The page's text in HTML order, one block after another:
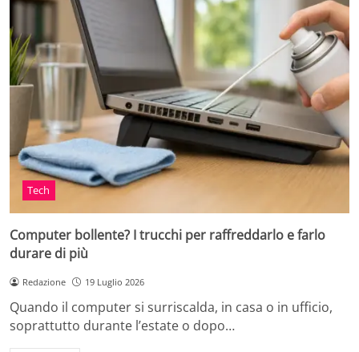
Tech
Computer bollente? I trucchi per raffreddarlo e farlo
durare di più
Redazione 19 Luglio 2026
Quando il computer si surriscalda, in casa o in ufficio,
soprattutto durante l’estate o dopo…